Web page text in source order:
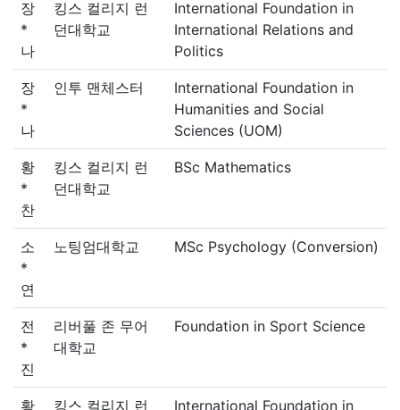
장
*
나
킹스 컬리지 런
던대학교
International Foundation in
International Relations and
Politics
장
*
나
인투 맨체스터
International Foundation in
Humanities and Social
Sciences (UOM)
황
*
찬
킹스 컬리지 런
던대학교
BSc Mathematics
소
*
연
노팅엄대학교 MSc Psychology (Conversion)
전
*
진
리버풀 존 무어
대학교
Foundation in Sport Science
황 킹스 컬리지 런 International Foundation in